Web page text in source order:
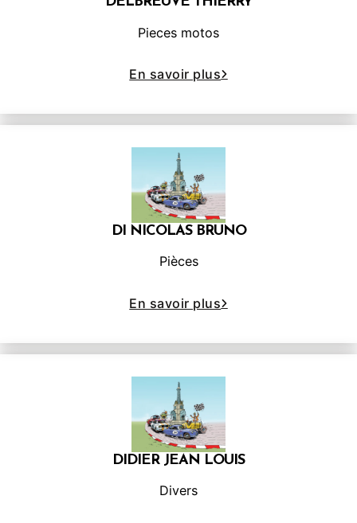
Pieces motos
En savoir plus
DI NICOLAS BRUNO
Pièces
En savoir plus
DIDIER JEAN LOUIS
Divers